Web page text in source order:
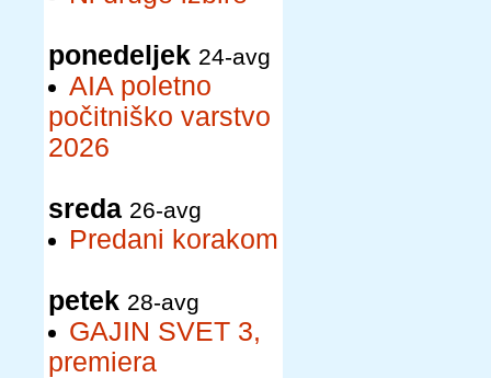
ponedeljek 24-avg
AIA poletno
počitniško varstvo
2026
sreda 26-avg
Predani korakom
petek 28-avg
GAJIN SVET 3,
premiera